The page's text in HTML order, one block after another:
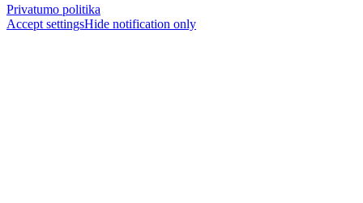
Privatumo politika
Accept settingsHide notification only